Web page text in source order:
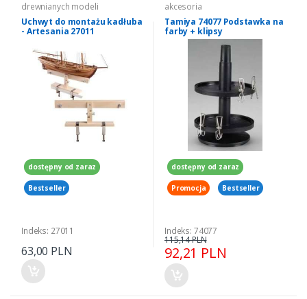
drewnianych modeli
Uchwyt do montażu kadłuba
- Artesania 27011
dostępny od zaraz
Bestseller
Indeks: 27011
63,00 PLN
akcesoria
Tamiya 74077 Podstawka na
farby + klipsy
dostępny od zaraz
Promocja Bestseller
Indeks: 74077
92,21 PLN
115,14 PLN